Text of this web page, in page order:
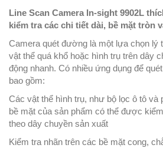
Line Scan Camera In-sight 9902L
kiểm tra các chi tiết dài, bề mặt tròn
Camera quét đường là một lựa chọn lý
vật thể quá khổ hoặc hình trụ trên dây
động nhanh. Có nhiều ứng dụng để
bao gồm:
Các vật thể hình trụ, như bộ lọc ô tô và
bề mặt của sản phẩm có thể được
theo dây chuyền sản xuất
Kiểm tra nhãn trên các bề mặt cong,